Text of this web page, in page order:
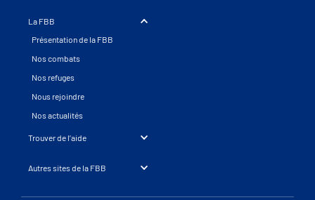
La FBB
Présentation de la FBB
Nos combats
Nos refuges
Nous rejoindre
Nos actualités
Trouver de l’aide
Autres sites de la FBB